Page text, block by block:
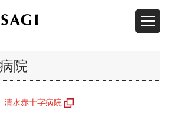
院
清水赤十字病院